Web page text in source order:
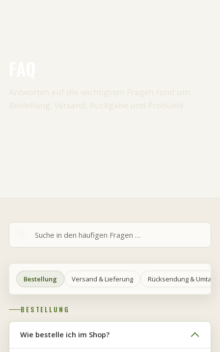
Antworten auf die wichtigsten Fragen rund um
Bestellung, Versand, Rückgabe und Produkte.
Bestellung Versand & Lieferung Rücksendung &
BESTELLUNG
Wie bestelle ich im Shop?